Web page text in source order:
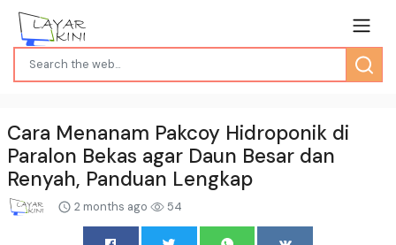
Cara Menanam Pakcoy Hidroponik di
Paralon Bekas agar Daun Besar dan
Renyah, Panduan Lengkap
2 months ago 54